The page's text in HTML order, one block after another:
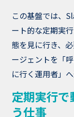
この基盤では、
ート的な定期実
態を見に行き、
ージェントを「
に行く運用者」
定期実行
う仕事